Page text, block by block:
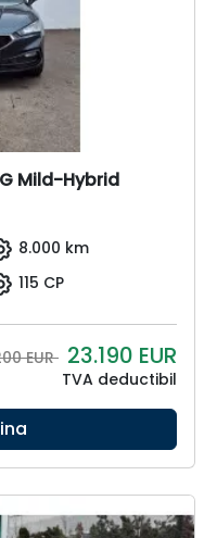
Mild-Hybrid
8.000 km
115 CP
EUR 23.190 EUR
TVA deductibil